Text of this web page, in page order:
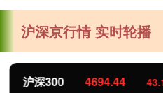
沪深京行情 实时轮播
北证50 1134.24